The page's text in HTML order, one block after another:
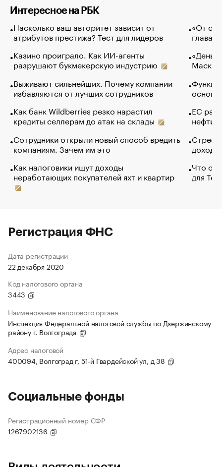
Интересное на РБК
Насколько ваш авторитет зависит от
атрибутов престижа? Тест для лидеров
Казино проиграло. Как ИИ-агенты
разрушают букмекерскую индустрию
Выживают сильнейших. Почему компании
избавляются от лучших сотрудников
Как банк Wildberries резко нарастил
кредиты селлерам до атак на склады
Сотрудники открыли новый способ вредить
компаниям. Зачем им это
Как налоговики ищут доходы
неработающих покупателей яхт и квартир
«От
глава
Маск в
основ
ЕС
нефти
Что
для
Регистрация ФНС
Дата регистрации
22 декабря 2020
Код налогового органа
3443
Наименование налогового органа
Инспекция Федеральной налоговой службы по Дзержинскому
району г. Волгограда
Адрес налоговой
400094, Волгоград г, 51-й Гвардейской ул, д 38
Социальные фонды
Регистрационный номер СФР
1267902136